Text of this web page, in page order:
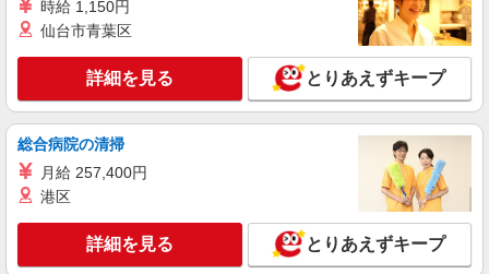
詳細を見る
派遣社員
株式会社kotrio /●KM-H-1894508
熊本市中央区＊医療現場を支える看護助手＊嬉
しい高時給◎研修あり
時給1450円〜2062円 ＜日払い有/週払い有/交
水前寺駅周辺 ≪車通勤OK≫
時給 1,150円
仙台市青葉区
詳細を見る とりあえずキープ
総合病院の清掃
月給 257,400円
港区
詳細を見る とりあえずキープ